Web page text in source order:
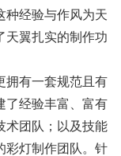
种经验与作风为天
天翼扎实的制作功
拥有一套规范且有
了经验丰富、富有
术团队；以及技能
彩灯制作团队。针